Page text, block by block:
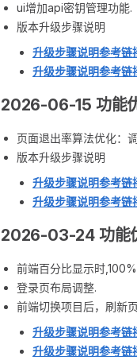
ui增加api密钥管理功能.
版本升级步骤说明
升级步骤说明参考
升级步骤说明参考
2026-06-15 功能
页面退出率算法优化：
版本升级步骤说明
升级步骤说明参考
升级步骤说明参考
2026-03-24 功能
前端百分比显示时
登录页布局调整.
前端切换项目后，刷新
升级步骤说明参考
升级步骤说明参考